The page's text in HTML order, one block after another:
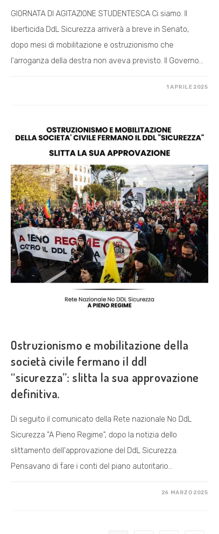
GIORNATA DI AGITAZIONE STUDENTESCA Ci siamo. Il
liberticida DdL Sicurezza arriverà a breve in Senato,
dopo mesi di mobilitazione e ostruzionismo che
l'arroganza della destra non aveva previsto. Il Governo…
DDL
SICUREZZA
1 APRILE 2025
Ostruzionismo e mobilitazione della
società civile fermano il ddl
“sicurezza”: slitta la sua approvazione
definitiva.
Di seguito il comunicato della Rete nazionale No DdL
Sicurezza "A Pieno Regime", dopo la notizia dello
slittamento dell'approvazione del DdL Sicurezza.
Pensavano di fare i conti del piano autoritario…
26 MARZO 2025